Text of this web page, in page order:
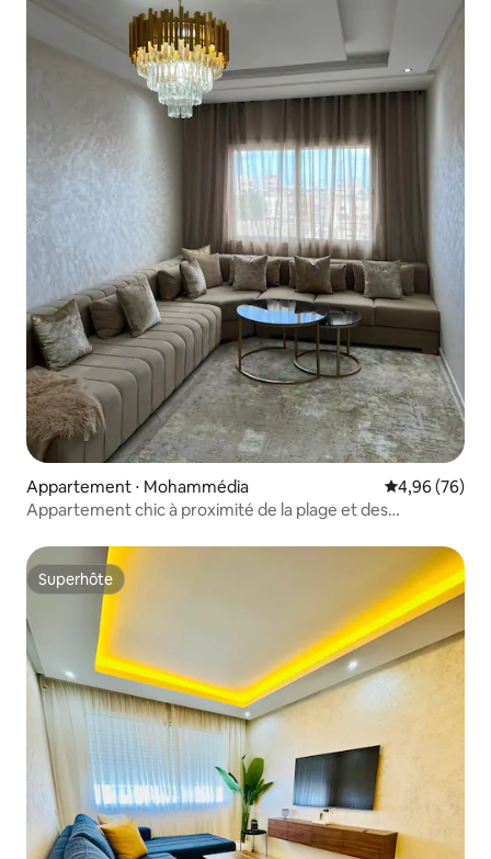
Appartement ⋅ Mohammédia Évaluation
4,96 (76)
Appartement chic à proximité de la plage et des
Superhôte
Superhôte